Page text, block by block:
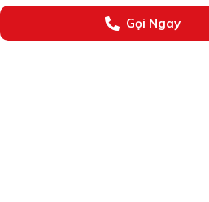
Gọi Ngay